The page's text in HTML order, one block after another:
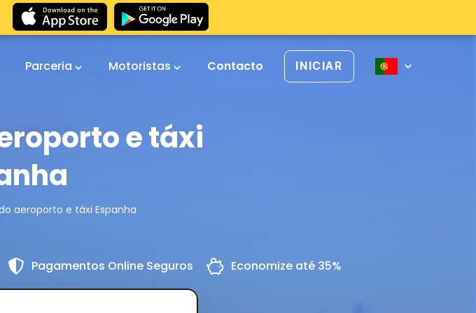
Parceria Motoristas Contacto INICIAR
e táxi
aeroporto e táxi Espanha
Pagamentos Online Seguros Economize até 35%